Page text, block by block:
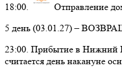
18:00.
Отправление
5 день (03.01.27) –
23:00. Прибытие в Нижний
считается день накануне